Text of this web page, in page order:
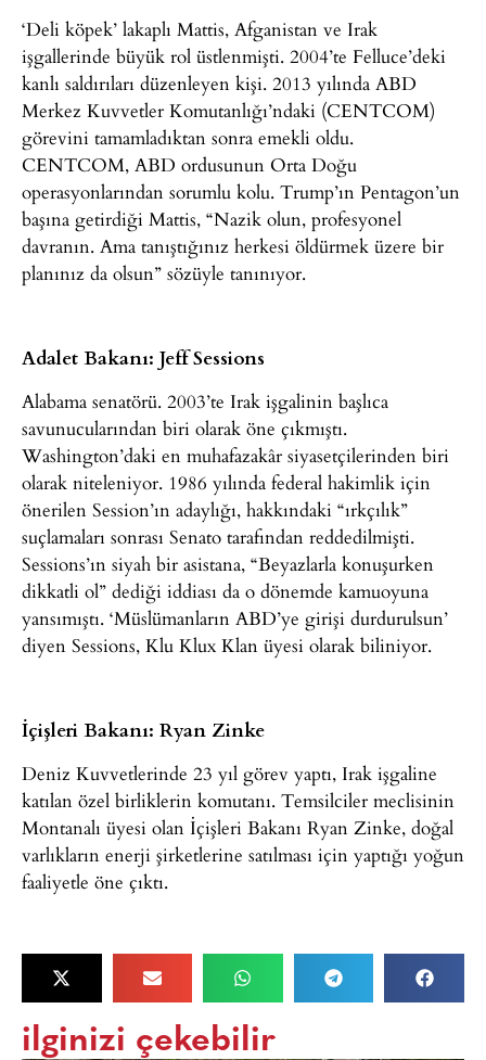
‘Deli köpek’ lakaplı Mattis, Afganistan ve Irak
işgallerinde büyük rol üstlenmişti. 2004’te Felluce’deki
kanlı saldırıları düzenleyen kişi. 2013 yılında ABD
Merkez Kuvvetler Komutanlığı’ndaki (CENTCOM)
görevini tamamladıktan sonra emekli oldu.
CENTCOM, ABD ordusunun Orta Doğu
operasyonlarından sorumlu kolu. Trump’ın Pentagon’un
başına getirdiği Mattis, “Nazik olun, profesyonel
davranın. Ama tanıştığınız herkesi öldürmek üzere bir
planınız da olsun” sözüyle tanınıyor.
Adalet Bakanı: Jeff Sessions
Alabama senatörü. 2003’te Irak işgalinin başlıca
savunucularından biri olarak öne çıkmıştı.
Washington’daki en muhafazakâr siyasetçilerinden biri
olarak niteleniyor. 1986 yılında federal hakimlik için
önerilen Session’ın adaylığı, hakkındaki “ırkçılık”
suçlamaları sonrası Senato tarafından reddedilmişti.
Sessions’ın siyah bir asistana, “Beyazlarla konuşurken
dikkatli ol” dediği iddiası da o dönemde kamuoyuna
yansımıştı. ‘Müslümanların ABD’ye girişi durdurulsun’
diyen Sessions, Klu Klux Klan üyesi olarak biliniyor.
İçişleri Bakanı: Ryan Zinke
Deniz Kuvvetlerinde 23 yıl görev yaptı, Irak işgaline
katılan özel birliklerin komutanı. Temsilciler meclisinin
Montanalı üyesi olan İçişleri Bakanı Ryan Zinke, doğal
varlıkların enerji şirketlerine satılması için yaptığı yoğun
faaliyetle öne çıktı.
ilginizi çekebilir